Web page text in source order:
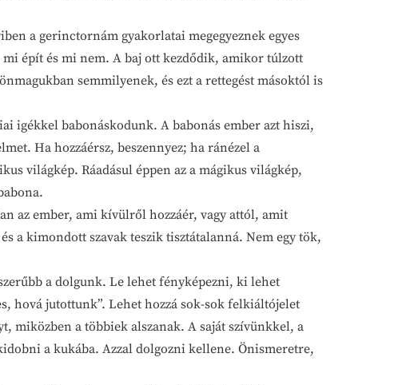
a gerinctornám gyakorlatai megegyeznek egyes
épít és mi nem. A baj ott kezdődik, amikor túlzott
semmilyenek, és ezt a rettegést másoktól is
babonáskodunk. A babonás ember azt hiszi,
Ha hozzáérsz, beszennyez; ha ránézel a
világkép. Ráadásul éppen az a mágikus világkép,
ember, ami kívülről hozzáér, vagy attól, amit
a kimondott szavak teszik tisztátalanná. Nem egy tök,
a dolgunk. Le lehet fényképezni, ki lehet
hová jutottunk”. Lehet hozzá sok-sok felkiáltójelet
miközben a többiek alszanak. A saját szívünkkel, a
a kukába. Azzal dolgozni kellene. Önismeretre,